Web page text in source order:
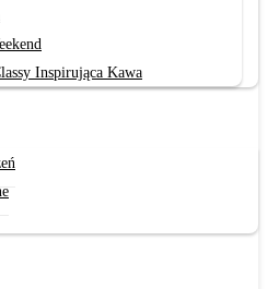
Inspirująca Kawa